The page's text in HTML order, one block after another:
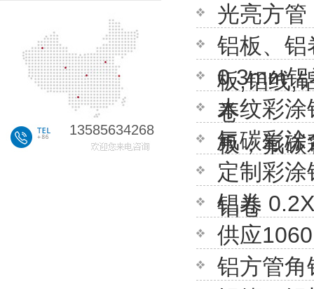
13585634268
光亮方
铝板、铝
板,铝线,
0.3mm
卷
木纹彩涂
板，氟碳
氟碳彩涂
定制彩
铝卷
铝卷
供应
铝方管角